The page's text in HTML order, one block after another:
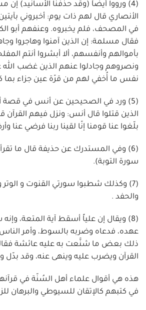
(4) ورووا أيضاً (وقد حذفنا الأسانيد)
الأنصاري قال لهم ذات يوم: أخبروني
في المصحف، فلم يخبروه. وعنفهم أبو
فقال مسلمة: إن الذين آمنوا وهاجروا
بأموالهم وأنفسهم، ألا أبشروا أنتم
ونصروهم وجادلوا عنهم الذين غضب الله
نفس ما أُخفي لهم من قرّة عين جزاء بما
(5) ورد في الصحيحين عن أنس في قصة
الذين قتلوا قال أنس: ونزل فيهم القرآن
بلّغوا عنا قومنا إنّا لقينا ربنا فرضي عنا
(6) وفي المستدرك عن حذيفة قال ما
سورة التوبة).
(7) وكذلك شطبوا سورتي القنوت و
والحفد .
(8) ويقال إن علياً أسقط آية المتعة،
عهده، فدعاه وضربه بالسوط، وأمر الناس
ذلك بعض ما شنَّعت به عليه عائشة
القرآن ويضرب عليه وينهى عنه، وقد بدّل
هذه هي أقوال علماء أهل السُنّة في
في كتبهم كالإتقان للسيوطي والبرهان